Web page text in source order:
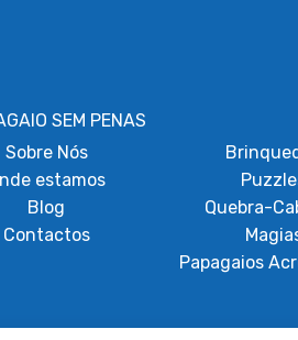
SEM PENAS
Sobre Nós
estamos
Blog
Contactos
Quebra-
Papagaios